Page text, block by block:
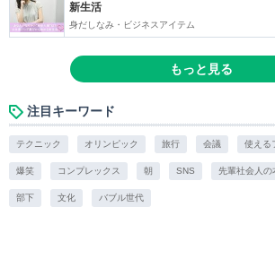
新生活
身だしなみ・ビジネスアイテム
もっと見る
注目キーワード
テクニック オリンピック 旅行 会議 使える
爆笑 コンプレックス 朝 SNS 先輩社会人の
部下 文化 バブル世代